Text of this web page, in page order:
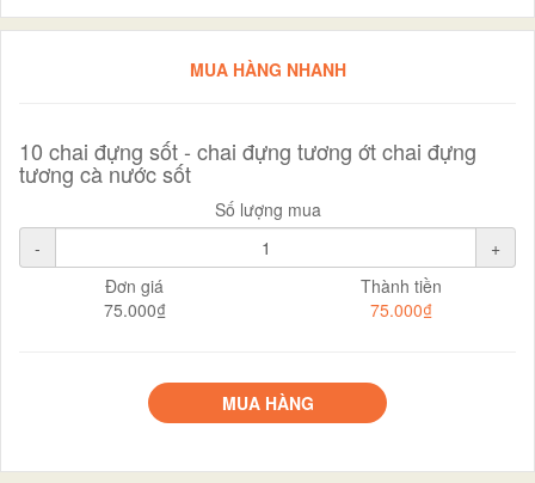
MUA HÀNG NHANH
10 chai đựng sốt - chai đựng tương ớt chai đựng
tương cà nước sốt
Số lượng mua
-
+
Đơn giá
75.000₫
Thành tiền
75.000₫
MUA HÀNG